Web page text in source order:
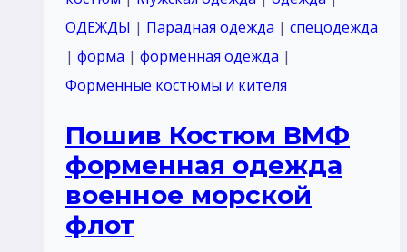
габардин
Черный
воротник
отделка
цвет
белый
ОДЕЖДЫ | Парадная одежда | спецодежда
| форма | форменная одежда |
Форменные костюмы и кителя
Пошив Костюм ВМФ
форменная одежда
военное морской
флот